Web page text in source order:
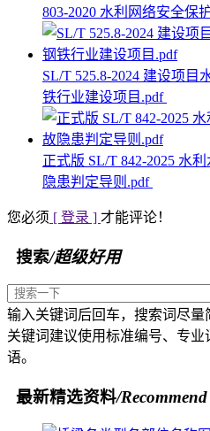
803-2020 水利网络安全保
SL/T 525.8-2024 建设项目
铁行业建设项目.pdf
正式版 SL/T 842-2025 水
隐患判定导则.pdf
您必须 [ 登录 ] 才能评论！
搜索/超级好用
输入关键词后回车，搜索词尽量
关键词建议使用标准编号、专
语。
最新精选资料/Recommend